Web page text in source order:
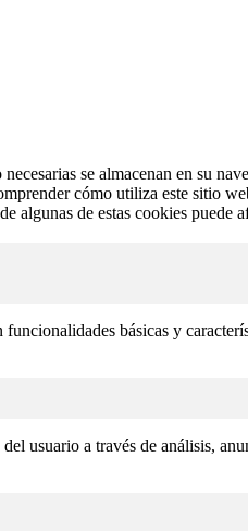
se almacenan en su
cómo utiliza este sitio
algunas de estas cookies puede
básicas y
usuario a través de análisis,